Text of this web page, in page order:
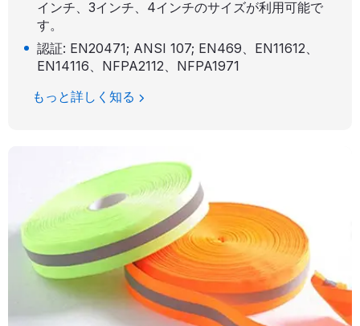
インチ、3インチ、4インチのサイズが利用可能で
す。
認証: E​​N20471; ANSI 107; EN469、EN11612、
EN14116、NFPA2112、NFPA1971
もっと詳しく知る